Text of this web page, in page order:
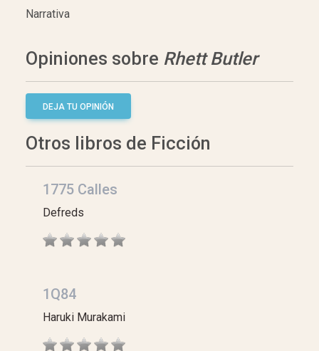
Narrativa
Opiniones sobre Rhett Butler
DEJA TU OPINIÓN
Otros libros de Ficción
1775 Calles
Defreds
1Q84
Haruki Murakami